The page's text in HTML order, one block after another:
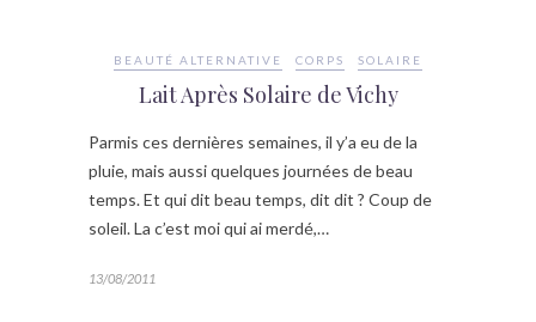
BEAUTÉ ALTERNATIVE CORPS SOLAIRE
Lait Après Solaire de Vichy
Parmis ces dernières semaines, il y’a eu de la
pluie, mais aussi quelques journées de beau
temps. Et qui dit beau temps, dit dit ? Coup de
soleil. La c’est moi qui ai merdé,…
13/08/2011